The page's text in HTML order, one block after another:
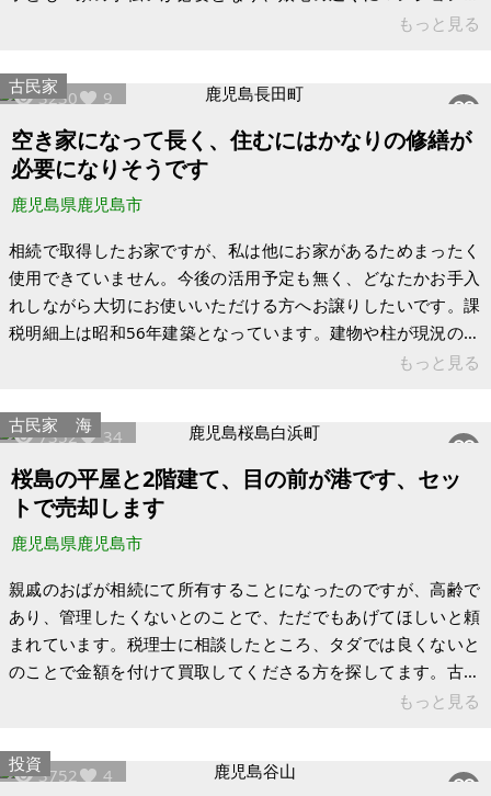
借りて生活しています。将来戻りたい思いはありますが難しい
車場1台込みで家賃6万円での賃貸を考えています。1～2年居住
後、購入希望があれば応相談、という事でお願いします。
3LDK +サンルーム。洋室6畳、続き間の和室6畳×2床の間付き
です。3室とも収納があります。毎日温泉に入れること（冬場は
追い焚きが必要）、静かで景
もっと見る
3230 9
古民家
空き家になって長く、住むにはかなりの修繕が
必要になりそうです
鹿児島県鹿児島市
相続で取得したお家ですが、私は他にお家があるためまったく
使用できていません。今後の活用予定も無く、どなたかお手入
れしながら大切にお使いいただける方へお譲りしたいです。課
税明細上は昭和56年建築となっています。建物や柱が現況の耐
っているエリアです。高台にあり、坂道をのぼる必要がありま
す。道路は軽自動車が1台通れるかどうかくらいの狭い幅で、駐
車場がありません。JR鹿児島駅や市電の水族館前駅が近くにあ
ります。鹿児島の街中で民家が密集しており、スーパーなども
近い場所ですので、生活には比較
もっと見る
7352 34
古民家 海
桜島の平屋と2階建て、目の前が港です、セッ
トで売却します
鹿児島県鹿児島市
親戚のおばが相続にて所有することになったのですが、高齢で
あり、管理したくないとのことで、ただでもあげてほしいと頼
まれています。税理士に相談したところ、タダでは良くないと
のことで金額を付けて買取してくださる方を探してます。古民
家で住めますが古いです。しかし、目の前は、港なので、眺め
棟の建物があります。土地と2棟のセット販売になります。木造
平屋建ては、普通の古民家ですが、キッチン付近の床と、トイ
もっと見る
3752 4
投資